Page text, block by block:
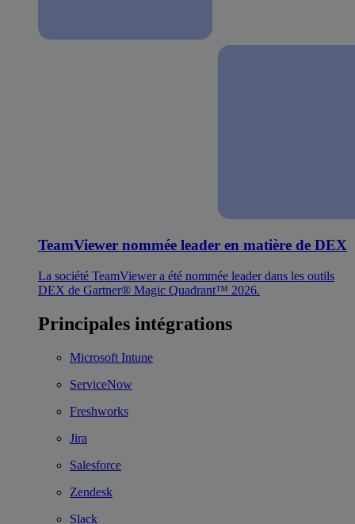
TeamViewer nommée leader en matière de DEX
La société TeamViewer a été nommée leader dans les outils
DEX de Gartner® Magic Quadrant™ 2026.
Principales intégrations
Microsoft Intune
ServiceNow
Freshworks
Jira
Salesforce
Zendesk
Slack